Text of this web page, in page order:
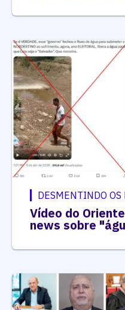
Vídeo do
news sobre